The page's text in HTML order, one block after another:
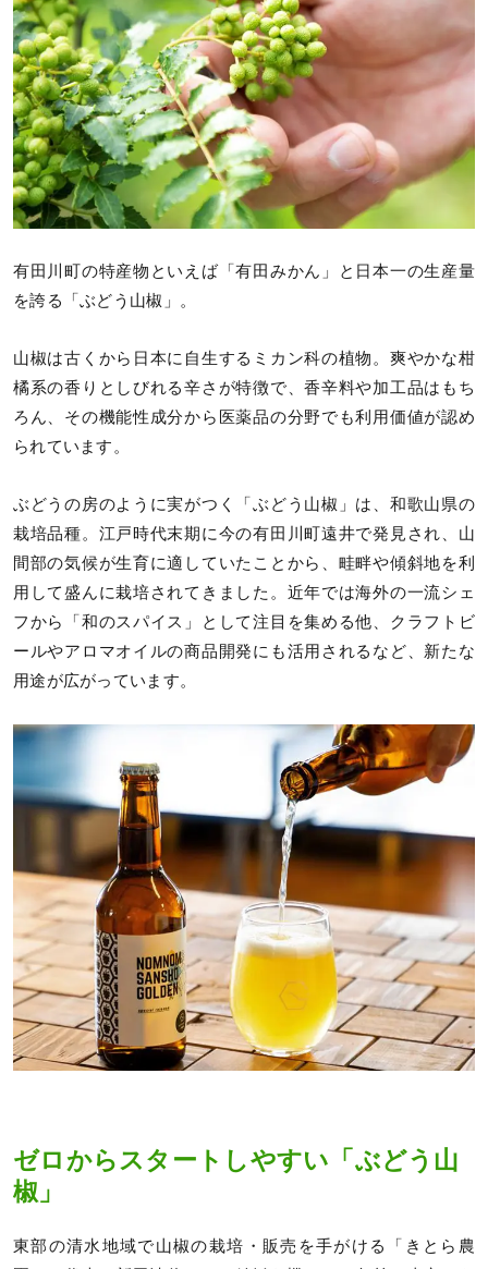
有田川町の特産物といえば「有田みかん」と日本一の生産量
を誇る「ぶどう山椒」。
山椒は古くから日本に自生するミカン科の植物。爽やかな柑
橘系の香りとしびれる辛さが特徴で、香辛料や加工品はもち
ろん、その機能性成分から医薬品の分野でも利用価値が認め
られています。
ぶどうの房のように実がつく「ぶどう山椒」は、和歌山県の
栽培品種。江戸時代末期に今の有田川町遠井で発見され、山
間部の気候が生育に適していたことから、畦畔や傾斜地を利
用して盛んに栽培されてきました。近年では海外の一流シェ
フから「和のスパイス」として注目を集める他、クラフトビ
ールやアロマオイルの商品開発にも活用されるなど、新たな
用途が広がっています。
ゼロからスタートしやすい「ぶどう山
椒」
東部の清水地域で山椒の栽培・販売を手がける「きとら農